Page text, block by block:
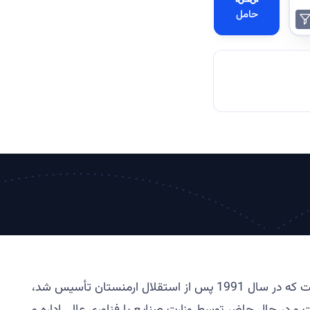
حامل
پست ارمنستان که با نام های پست نیز شناخته می شود، اپراتور ملی پست جمهوری ارمنستان است. هایپست که در سال 1991 پس از استقلال ارمنستان تأسیس شد،